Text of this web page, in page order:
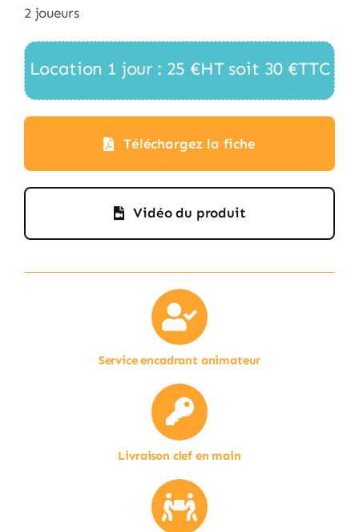
2 joueurs
Location 1 jour : 25 €HT soit 30 €TTC
Téléchargez la fiche
Vidéo du produit
Service encadrant animateur
Livraison clef en main